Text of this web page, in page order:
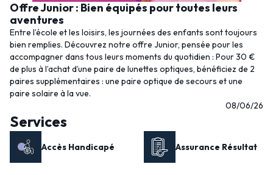
Offre Junior : Bien équipés pour toutes leurs
aventures
Entre l’école et les loisirs, les journées des enfants sont toujours
bien remplies. Découvrez notre offre Junior, pensée pour les
accompagner dans tous leurs moments du quotidien : Pour 30 €
de plus à l’achat d’une paire de lunettes optiques, bénéficiez de 2
paires supplémentaires : une paire optique de secours et une
paire solaire à la vue.
08/06/26
Services
Accès Handicapé Assurance Résultat